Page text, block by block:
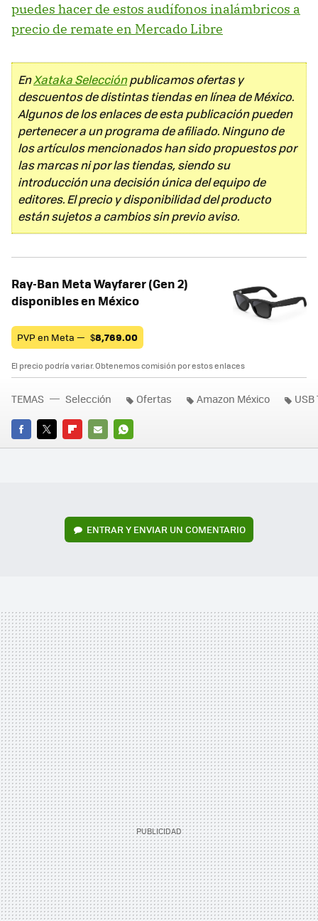
puedes hacer de estos audífonos inalámbricos a
precio de remate en Mercado Libre
EnXataka Selecciónpublicamos ofertas y
descuentos de distintas tiendas en línea de México.
Algunos de los enlaces de esta publicación pueden
pertenecer a un programa de afiliado. Ninguno de
los artículos mencionados han sido propuestos por
las marcas ni por las tiendas, siendo su
introducción una decisión única del equipo de
editores. El precio y disponibilidad del producto
están sujetos a cambios sin previo aviso.
Ray-Ban Meta Wayfarer (Gen 2)
disponibles en México
PVP en Meta — $8,769.00
El precio podría variar. Obtenemos comisión por estos enlaces
FACEBOOK
TWITTERFLIPBOARD
E-
WHATSAPP
TEMAS Selección Ofertas Amazon México USB
ENTRAR Y ENVIAR UN COMENTARIO